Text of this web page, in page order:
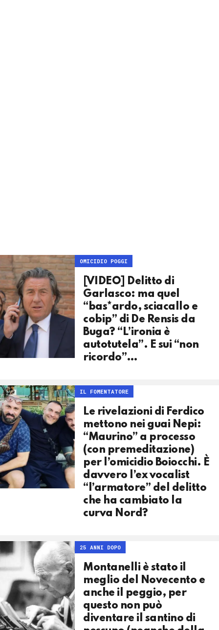
OMICIDIO POGGI
[VIDEO] Delitto di
Garlasco: ma quel
“bas*ardo, sciacallo e
cobip” di De Rensis da
Buga? “L’ironia è
autotutela”. E sui “non
ricordo”…
IL FOMENTATORE
Le rivelazioni di Ferdico
mettono nei guai Nepi:
“Maurino” a processo
(con premeditazione)
per l’omicidio Boiocchi. È
davvero l’ex vocalist
“l’armatore” del delitto
che ha cambiato la
curva Nord?
25 ANNI DOPO
Montanelli è stato il
meglio del Novecento e
anche il peggio, per
questo non può
diventare il santino di